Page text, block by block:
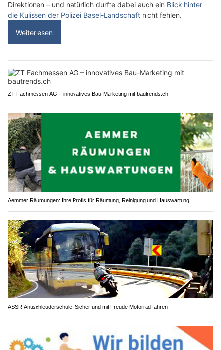
Direktionen – und natürlich durfte dabei auch ein Blick hinter
die Kulissen der Polizei Basel-Landschaft nicht fehlen.
Weiterlesen
ZT Fachmessen AG – innovatives Bau-Marketing mit bautrends.ch
Aemmer Räumungen: Ihre Profis für Räumung, Reinigung und Hauswartung
ASSR Antischleuderschule: Sicher und mit Freude Motorrad fahren